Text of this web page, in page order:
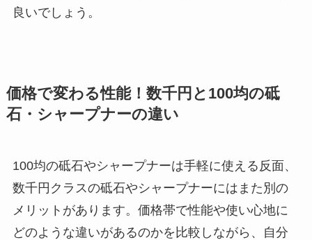
良いでしょう。
価格で変わる性能！数千円と100均の砥
石・シャープナーの違い
100均の砥石やシャープナーは手軽に使える反面、
数千円クラスの砥石やシャープナーにはまた別の
メリットがあります。価格帯で性能や使い心地に
どのような違いがあるのかを比較しながら、自分